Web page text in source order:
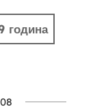
година